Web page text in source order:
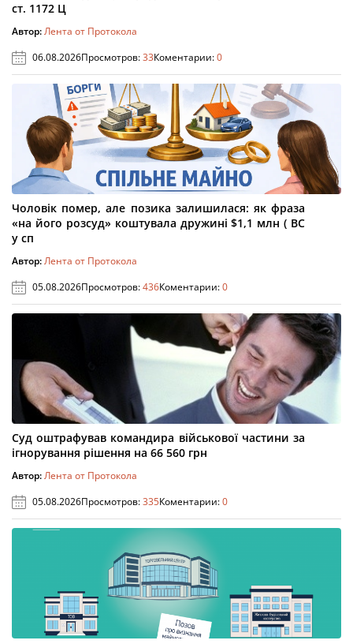
ст. 1172 Ц
Автор:Лента от Протокола
06.08.2026Просмотров:33Коментарии:0
Чоловік помер, але позика залишилася: як фраза
«на його розсуд» коштувала дружині $1,1 млн ( ВС
у сп
Автор:Лента от Протокола
05.08.2026Просмотров:436Коментарии:0
Суд оштрафував командира військової частини за
ігнорування рішення на 66 560 грн
Автор:Лента от Протокола
05.08.2026Просмотров:335Коментарии:0